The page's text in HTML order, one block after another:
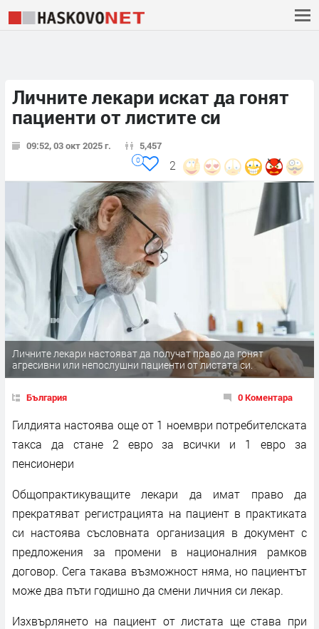
Личните лекари искат да гонят
пациенти от листите си
09:52, 03 окт 2025 г. 5,457
2
0
Личните лекари настояват да получат право да гонят
агресивни или непослушни пациенти от листата си.
България 0 Коментара
Гилдията настоява още от 1 ноември потребителската
такса да стане 2 евро за всички и 1 евро за
пенсионери
Общопрактикуващите лекари да имат право да
прекратяват регистрацията на пациент в практиката
си настоява съсловната организация в документ с
предложения за промени в националния рамков
договор. Сега такава възможност няма, но пациентът
може два пъти годишно да смени личния си лекар.
Изхвърлянето на пациент от листата ще става при